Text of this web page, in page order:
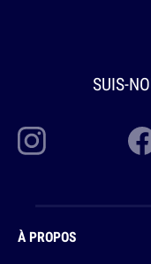
SUIS-
À PROPOS